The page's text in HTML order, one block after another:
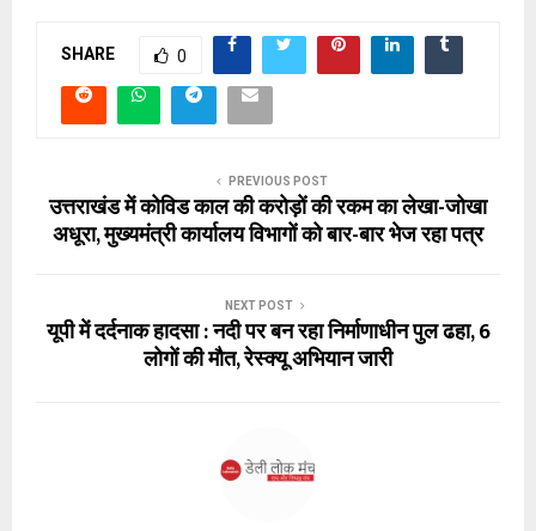
SHARE 0
PREVIOUS POST
उत्तराखंड में कोविड काल की करोड़ों की रकम का लेखा-जोखा
अधूरा, मुख्यमंत्री कार्यालय विभागों को बार-बार भेज रहा पत्र
NEXT POST
यूपी में दर्दनाक हादसा : नदी पर बन रहा निर्माणाधीन पुल ढहा, 6
लोगों की मौत, रेस्क्यू अभियान जारी